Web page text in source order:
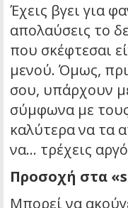
Έχεις βγει για
απολαύσεις το
που σκέφτεσαι
μενού. Όμως,
σου, υπάρχουν
σύμφωνα με τους
καλύτερα να τα
να… τρέχεις
Προσοχή στα
Μπορεί να